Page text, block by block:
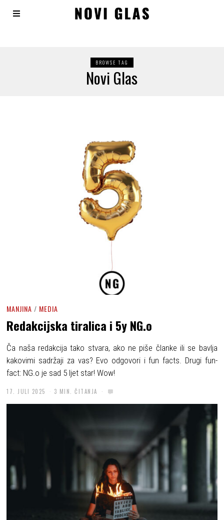
BROWSE TAG
Novi Glas
MANJINA / MEDIA
Redakcijska tiralica i 5y NG.o
Ča naša redakcija tako stvara, ako ne piše članke ili se bavlja
kakovimi sadržaji za vas? Evo odgovori i fun facts. Drugi fun-
fact: NG.o je sad 5 ljet star! Wow!
17. JULI 2025 3 MIN. ČITANJA